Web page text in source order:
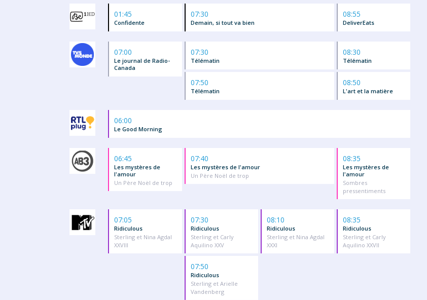
01:45
Confidente
07:30
Demain, si tout va bien
08:55
DeliverEats
07:00
Le journal de Radio-
Canada
07:30
Télématin
07:50
Télématin
08:30
Télématin
08:50
L'art et la matière
06:00
Le Good Morning
06:45
Les mystères de
l'amour
Un Père Noël de trop
07:40
Les mystères de l'amour
Un Père Noël de trop
08:35
Les mystères de
l'amour
Sombres
pressentiments
07:05
Ridiculous
Sterling et Nina Agdal
XXVIII
07:30
Ridiculous
Sterling et Carly
Aquilino XXV
07:50
Ridiculous
Sterling et Arielle
Vandenberg
08:10
Ridiculous
Sterling et Nina Agdal
XXXI
08:35
Ridiculous
Sterling et Carly
Aquilino XXVII